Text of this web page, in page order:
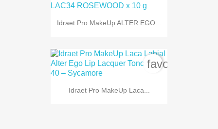
Idraet Pro MakeUp ALTER EGO...
Idraet Pro MakeUp Laca...